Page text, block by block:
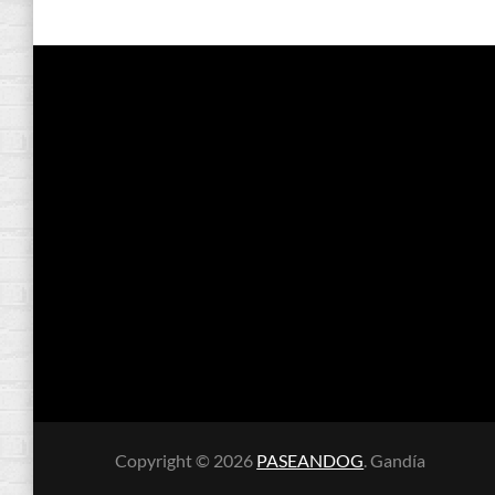
Copyright © 2026 PASEANDOG. Gandía